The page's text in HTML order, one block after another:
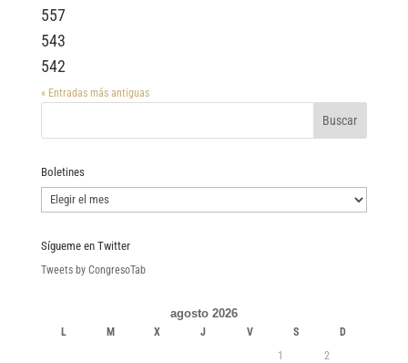
557
543
542
« Entradas más antiguas
Boletines
Boletines
Sígueme en Twitter
Tweets by CongresoTab
agosto 2026
L M X J V S
D
1
2